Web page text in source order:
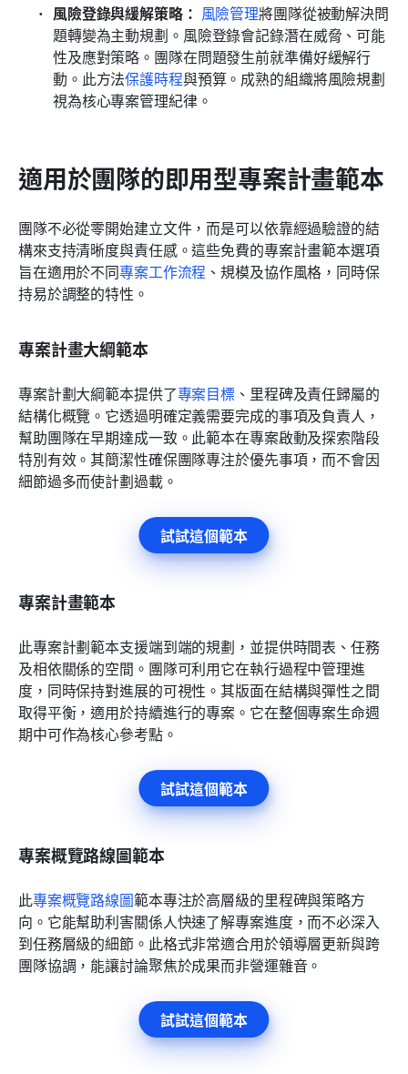
風險登錄與緩解策略： 風險管理將團隊從被動解決問
題轉變為主動規劃。風險登錄會記錄潛在威脅、可能
性及應對策略。團隊在問題發生前就準備好緩解行
動。此方法保護時程與預算。成熟的組織將風險規劃
視為核心專案管理紀律。
適用於團隊的即用型專案計畫範本
團隊不必從零開始建立文件，而是可以依靠經過驗證的結
構來支持清晰度與責任感。這些免費的專案計畫範本選項
旨在適用於不同專案工作流程 、規模及協作風格，同時保
持易於調整的特性。
專案計畫大綱範本
專案計劃大綱範本提供了專案目標 、里程碑及責任歸屬的
結構化概覽。它透過明確定義需要完成的事項及負責人，
幫助團隊在早期達成一致。此範本在專案啟動及探索階段
特別有效。其簡潔性確保團隊專注於優先事項，而不會因
細節過多而使計劃過載。
試試這個範本
專案計畫範本
此專案計劃範本支援端到端的規劃，並提供時間表、任務
及相依關係的空間。團隊可利用它在執行過程中管理進
度，同時保持對進展的可視性。其版面在結構與彈性之間
取得平衡，適用於持續進行的專案。它在整個專案生命週
期中可作為核心參考點。
試試這個範本
專案概覽路線圖範本
此專案概覽路線圖範本專注於高層級的里程碑與策略方
向。它能幫助利害關係人快速了解專案進度，而不必深入
到任務層級的細節。此格式非常適合用於領導層更新與跨
團隊協調，能讓討論聚焦於成果而非營運雜音。
試試這個範本